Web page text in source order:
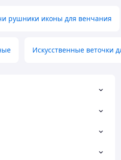
рушники иконы для венчания
Искусственные веточки